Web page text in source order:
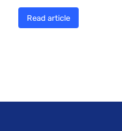
Read article